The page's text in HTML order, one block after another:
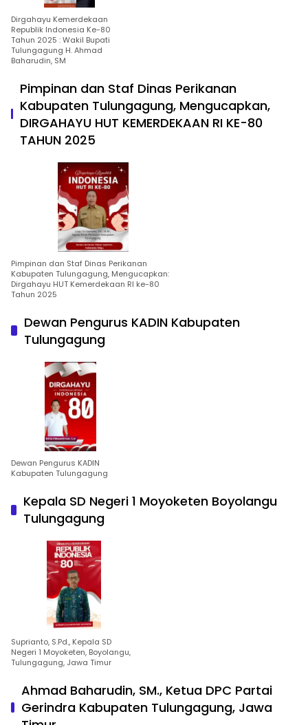
Dirgahayu Kemerdekaan
Republik Indonesia Ke-80
Tahun 2025 : Wakil Bupati
Tulungagung H. Ahmad
Baharudin, SM
Pimpinan dan Staf Dinas Perikanan
Kabupaten Tulungagung, Mengucapkan,
DIRGAHAYU HUT KEMERDEKAAN RI KE-80
TAHUN 2025
Pimpinan dan Staf Dinas Perikanan
Kabupaten Tulungagung, Mengucapkan:
Dirgahayu HUT Kemerdekaan RI ke-80
Tahun 2025
Dewan Pengurus KADIN Kabupaten
Tulungagung
Dewan Pengurus KADIN
Kabupaten Tulungagung
Kepala SD Negeri 1 Moyoketen Boyolangu
Tulungagung
Suprianto, S.Pd., Kepala SD
Negeri 1 Moyoketen, Boyolangu,
Tulungagung, Jawa Timur
Ahmad Baharudin, SM., Ketua DPC Partai
Gerindra Kabupaten Tulungagung, Jawa